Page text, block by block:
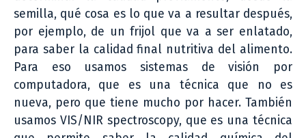
semilla, qué cosa es lo que va a resultar después,
por ejemplo, de un frijol que va a ser enlatado,
para saber la calidad final nutritiva del alimento.
Para eso usamos sistemas de visión por
computadora, que es una técnica que no es
nueva, pero que tiene mucho por hacer. También
usamos VIS/NIR spectroscopy, que es una técnica